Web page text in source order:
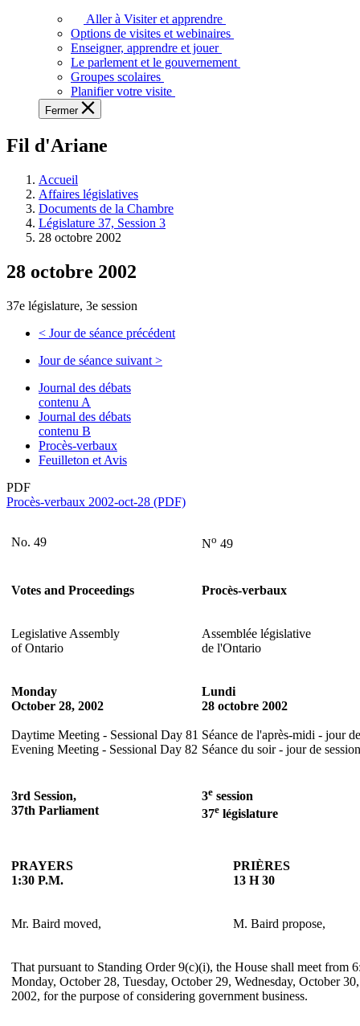
voir,
apprendre
et
à
à
législative.
Aller à Visiter et apprendre
Options de visites et webinaires
Enseigner, apprendre et jouer
Le parlement et le gouvernement
Groupes scolaires
Planifier votre visite
Fermer
Fil d'Ariane
Accueil
Affaires législatives
Documents de la Chambre
Législature 37, Session 3
28 octobre 2002
28 octobre 2002
37e législature, 3e session
< Jour de séance précédent
Jour de séance suivant >
Journal des débats
contenu A
Journal des débats
contenu B
Procès-verbaux
Feuilleton et Avis
PDF
Procès-verbaux 2002-oct-28 (PDF)
No. 49 No 49
Votes and Proceedings Procès-verbaux
Legislative Assembly
of Ontario
Assemblée législative
de l'Ontario
Monday
October 28, 2002
Daytime Meeting - Sessional Day 81
Evening Meeting - Sessional Day 82
Lundi
28 octobre 2002
Séance de l'après-midi - jour
Séance du soir - jour de
3rd Session,
37th Parliament
3e session
37e législature
PRAYERS
1:30 P.M.
PRIÈRES
13 H 30
Mr. Baird moved, M. Baird propose,
That pursuant to Standing Order 9(c)(i), the House shall meet from
Monday, October 28, Tuesday, October 29, Wednesday, October
2002, for the purpose of considering government business.